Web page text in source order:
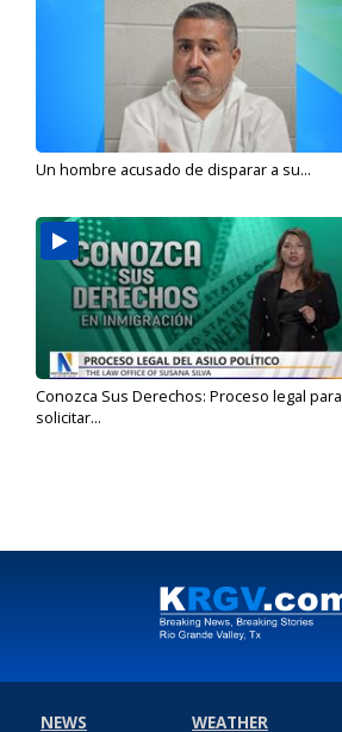
Un hombre acusado de disparar a su...
Conozca Sus Derechos: Proceso legal para
solicitar...
NEWS
WEATHER